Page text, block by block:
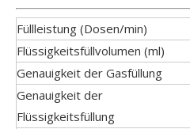
Füllleistung (Dosen/min)
Flüssigkeitsfüllvolumen (ml)
Genauigkeit der Gasfüllung
Genauigkeit der
Flüssigkeitsfüllung